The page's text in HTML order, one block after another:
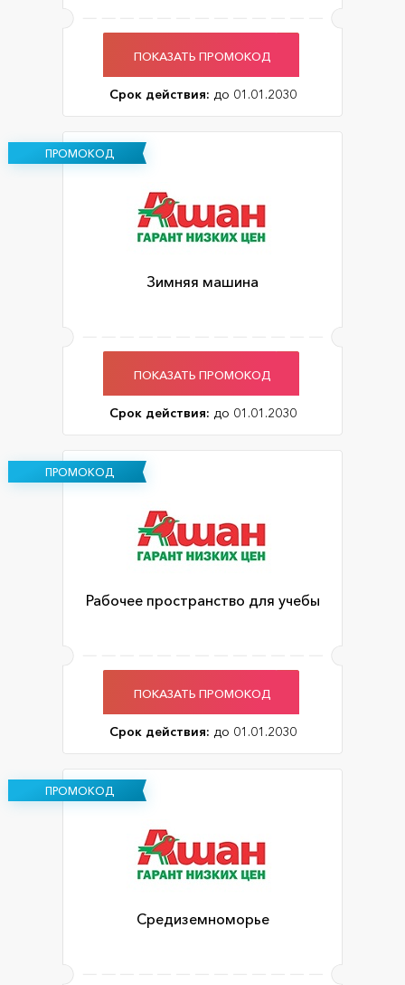
ПОКАЗАТЬ ПРОМОКОД
Срок действия: до 01.01.2030
ПРОМОКОД
Зимняя машина
ПОКАЗАТЬ ПРОМОКОД
Срок действия: до 01.01.2030
ПРОМОКОД
Рабочее пространство для учебы
ПОКАЗАТЬ ПРОМОКОД
Срок действия: до 01.01.2030
ПРОМОКОД
Средиземноморье